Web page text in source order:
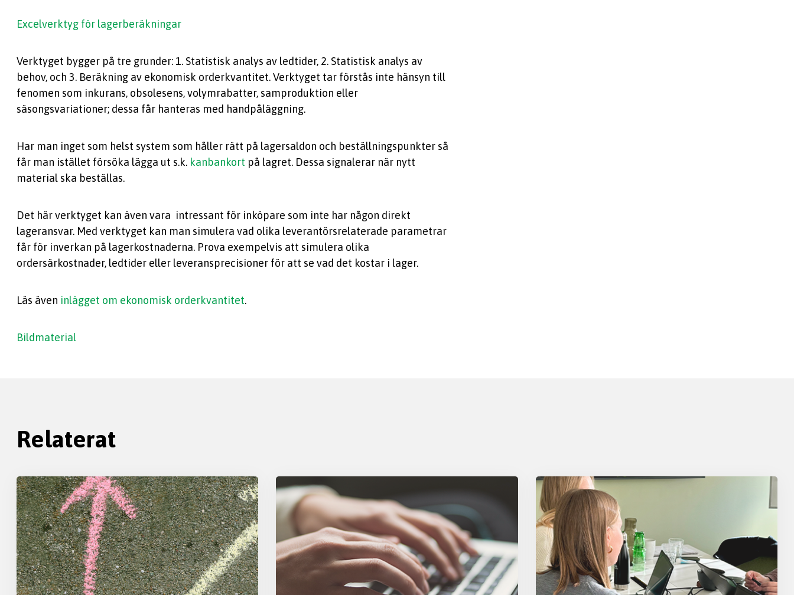
Excelverktyg för lagerberäkningar
Verktyget bygger på tre grunder: 1. Statistisk analys av ledtider, 2. Statistisk analys av
behov, och 3. Beräkning av ekonomisk orderkvantitet. Verktyget tar förstås inte hänsyn till
fenomen som inkurans, obsolesens, volymrabatter, samproduktion eller
säsongsvariationer; dessa får hanteras med handpåläggning.
Har man inget som helst system som håller rätt på lagersaldon och beställningspunkter så
får man istället försöka lägga ut s.k. kanbankort på lagret. Dessa signalerar när nytt
material ska beställas.
Det här verktyget kan även vara intressant för inköpare som inte har någon direkt
lageransvar. Med verktyget kan man simulera vad olika leverantörsrelaterade parametrar
får för inverkan på lagerkostnaderna. Prova exempelvis att simulera olika
ordersärkostnader, ledtider eller leveransprecisioner för att se vad det kostar i lager.
Läs även inlägget om ekonomisk orderkvantitet.
Bildmaterial
Relaterat